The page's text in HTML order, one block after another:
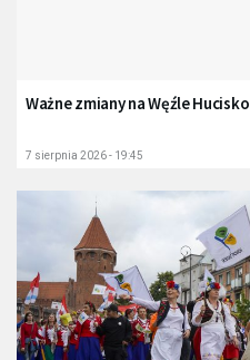
Ważne zmiany na Węźle Hucisko
7 sierpnia 2026 - 19:45